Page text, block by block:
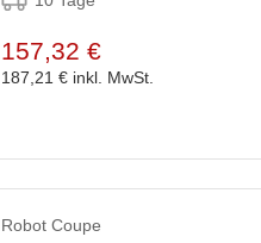
157,32 €
187,21 € inkl. MwSt.
Robot Coupe